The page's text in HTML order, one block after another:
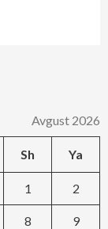
Avgust 2026
Sh Ya
1 2
8 9